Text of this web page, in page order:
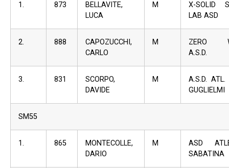
1. 873
BELLAVITE,
LUCA
M
X-SOLID
LAB ASD
2. 888
CAPOZUCCHI,
CARLO
M
ZERO
A.S.D.
3. 831
SCORPO,
DAVIDE
M
A.S.D. ATL.
GUGLIELMI
SM55
1. 865
MONTECOLLE,
DARIO
M
ASD
SABATINA